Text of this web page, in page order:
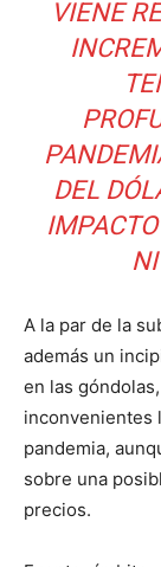
VIENE
DEL
A la par de la
además un
en las
inconvenientes
pandemia,
sobre una
precios.